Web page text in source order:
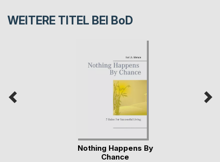
WEITERE TITEL BEI BoD
Nothing Happens By
Chance